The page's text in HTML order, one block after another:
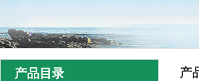
产品目录 产